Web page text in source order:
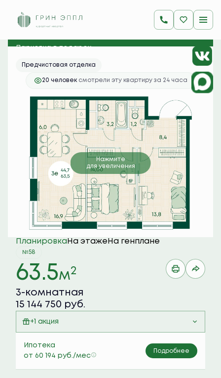
3-комнатная 63.5 м
15 144 750 руб.
Ипотека от 60 194 руб./мес.
Парковка в подарок
Предчистовая отделка
20 человек смотрели эту квартиру за 24 часа
Нажмите
для увеличения
Планировка На этаже На генплане
№58
63.5м2
3-комнатная
15 144 750 руб.
+1 акция
Ипотека
от 60 194 руб./мес
Подробнее